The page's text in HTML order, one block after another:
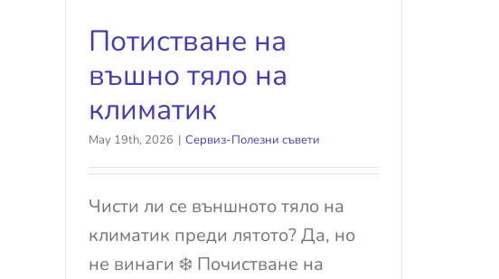
Потистване на
въшно тяло на
климатик
May 19th, 2026 | Сервиз-Полезни съвети
Чисти ли се външното тяло на
климатик преди лятото? Да, но
не винаги ❄️ Почистване на